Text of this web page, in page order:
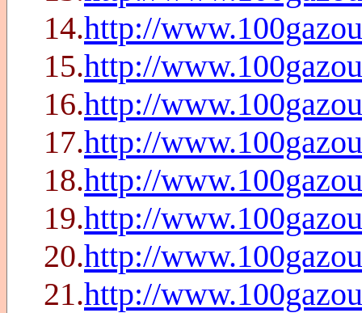
14.http://
15.http://
16.http://
17.http://
18.http://
19.http://
20.http://
21.http://